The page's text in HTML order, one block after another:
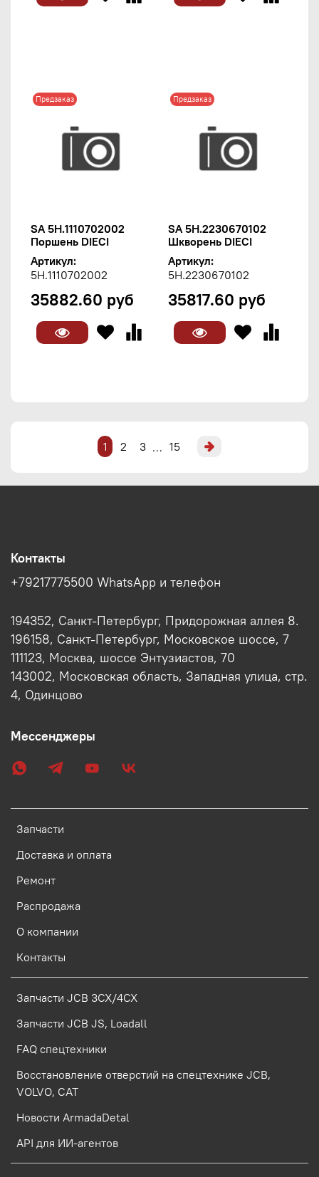
Предзаказ
SA 5H.1110702002
Поршень DIECI
Артикул:
5H.1110702002
35882.60 руб
Предзаказ
SA 5H.2230670102
Шкворень DIECI
Артикул:
5H.2230670102
35817.60 руб
1 2 3 … 15
Запчасти
Доставка и оплата
Ремонт
Распродажа
О компании
Контакты
Запчасти JCB 3CX/4CX
Запчасти JCB JS, Loadall
FAQ спецтехники
Восстановление отверстий на спецтехнике JCB,
VOLVO, CAT
Новости ArmadaDetal
API для ИИ-агентов
Контакты
+79217775500 WhatsApp и телефон
194352, Санкт-Петербург, Придорожная аллея 8.
196158, Санкт-Петербург, Московское шоссе, 7
111123, Москва, шоссе Энтузиастов, 70
143002, Московская область, Западная улица, стр.
4, Одинцово
Мессенджеры